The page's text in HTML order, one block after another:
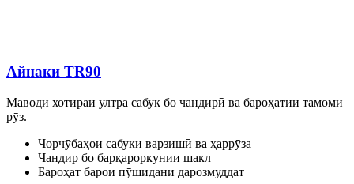
Айнаки TR90
Маводи хотираи ултра сабук бо чандирӣ ва бароҳатии тамоми
рӯз.
Чорчӯбаҳои сабуки варзишӣ ва ҳаррӯза
Чандир бо барқароркунии шакл
Бароҳат барои пӯшидани дарозмуддат